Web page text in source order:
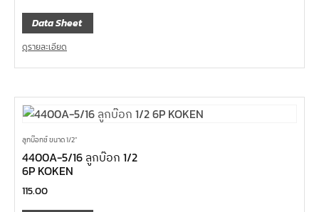
Data Sheet
ดูรายละเอียด
ลูกบ๊อกซ์ ขนาด 1/2"
4400A-5/16 ลูกบ๊อก 1/2
6P KOKEN
115.00